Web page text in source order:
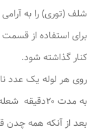
شلف (توری) را به
برای استفاده از
کنار گذاشته شود.
روی هر لوله یک عدد
به مدت ۲۰دقیقه شعله آتش را روی حداکثرشعله ممکن بگذارید .
بعد از آنکه همه